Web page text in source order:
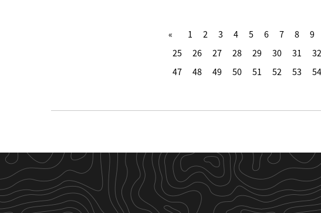
1 2 3 4 5 6 7 8 9
25
26 27 28 29 30 31 32
47
48 49 50 51 52 53 54